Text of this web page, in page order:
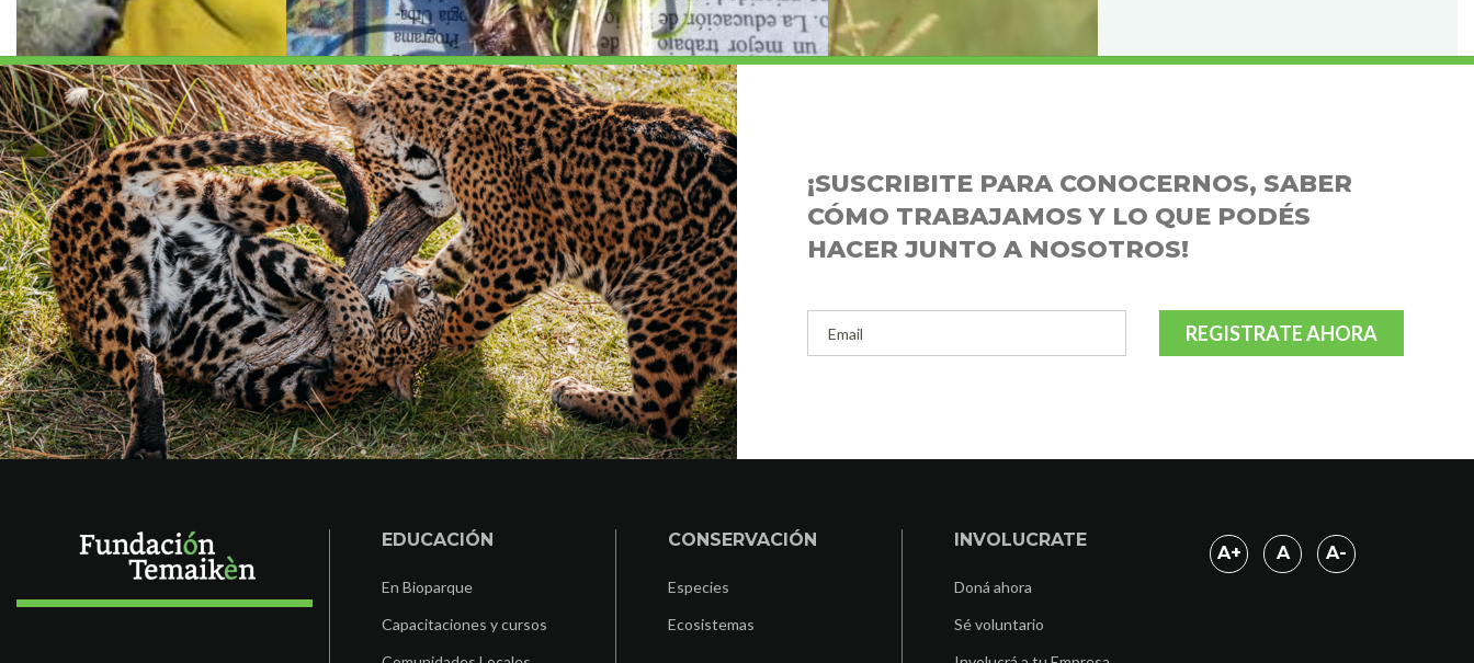
¡SUSCRIBITE PARA CONOCERNOS, SABER
CÓMO TRABAJAMOS Y LO QUE PODÉS
HACER JUNTO A NOSOTROS!
REGISTRATE AHORA
EDUCACIÓN
En Bioparque
Capacitaciones y cursos
CONSERVACIÓN
Especies
Ecosistemas
INVOLUCRATE
Doná ahora
Sé voluntario
A+ A A-